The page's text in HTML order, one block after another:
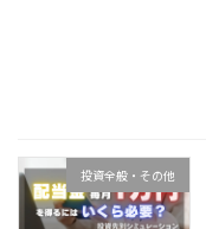
投資全般・その他